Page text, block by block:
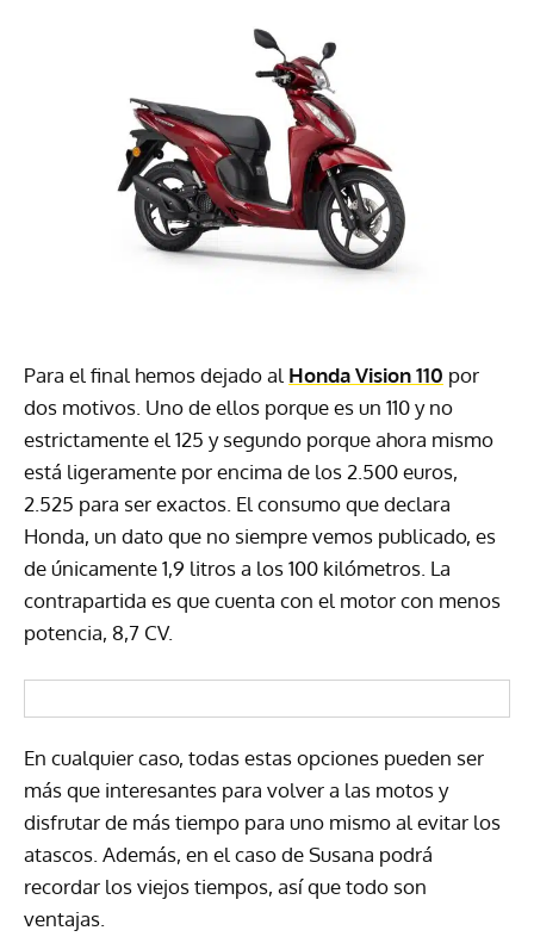
Para el final hemos dejado al Honda Vision 110 por
dos motivos. Uno de ellos porque es un 110 y no
estrictamente el 125 y segundo porque ahora mismo
está ligeramente por encima de los 2.500 euros,
2.525 para ser exactos. El consumo que declara
Honda, un dato que no siempre vemos publicado, es
de únicamente 1,9 litros a los 100 kilómetros. La
contrapartida es que cuenta con el motor con menos
potencia, 8,7 CV.
En cualquier caso, todas estas opciones pueden ser
más que interesantes para volver a las motos y
disfrutar de más tiempo para uno mismo al evitar los
atascos. Además, en el caso de Susana podrá
recordar los viejos tiempos, así que todo son
ventajas.